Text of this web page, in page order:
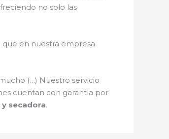
no solo las
que en nuestra empresa
(…) Nuestro servicio
cuentan con garantía por
secadora.